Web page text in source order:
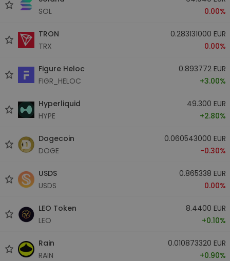
SOL
0.00%
TRON
TRX
0.283131000 EUR
0.00%
Figure Heloc
FIGR_HELOC
0.893772 EUR
+3.00%
Hyperliquid
HYPE
49.300 EUR
+2.80%
Dogecoin
DOGE
0.060543000 EUR
-0.30%
USDS
USDS
0.865338 EUR
0.00%
LEO Token
LEO
8.4400 EUR
+0.10%
Rain
RAIN
0.010873320 EUR
+0.90%